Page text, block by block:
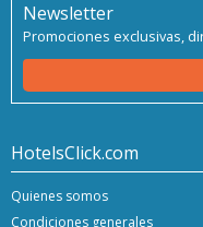
Newsletter
Promociones exclusivas,
HotelsClick.com
Quienes somos
Condiciones generales